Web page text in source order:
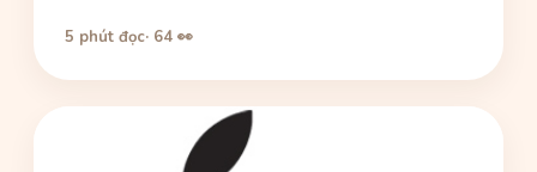
5 phút đọc· 64 👀